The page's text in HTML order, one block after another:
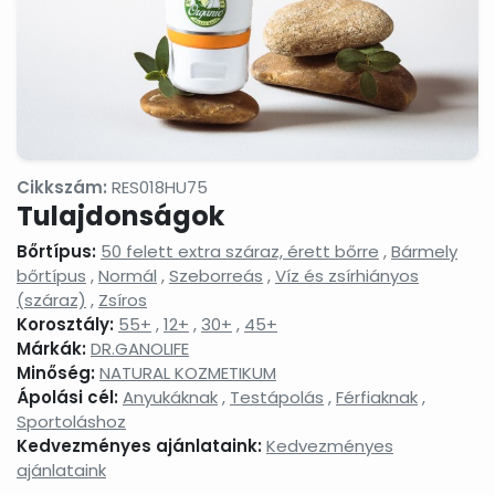
Cikkszám: RES018HU75
Tulajdonságok
Bőrtípus: 50 felett extra száraz, érett bőrre ,Bármely
bőrtípus ,Normál ,Szeborreás ,Víz és zsírhiányos
(száraz) , Zsíros
Korosztály: 55+ ,12+ ,30+ , 45+
Márkák:DR.GANOLIFE
Minőség:NATURAL KOZMETIKUM
Ápolási cél:Anyukáknak, Testápolás ,Férfiaknak,
Sportoláshoz
Kedvezményes ajánlataink:Kedvezményes
ajánlataink